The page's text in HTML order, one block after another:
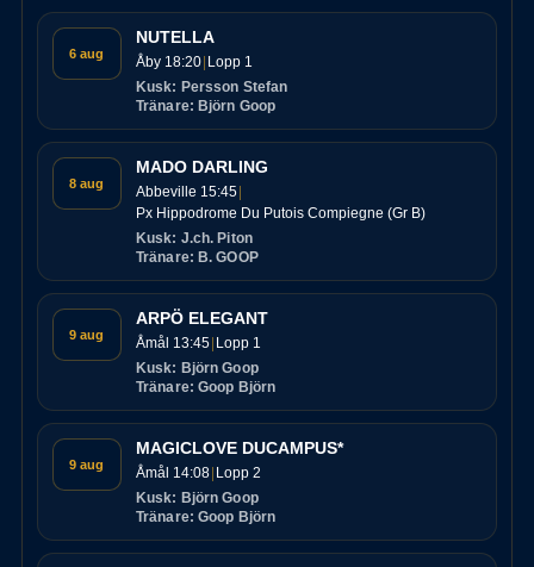
6 aug
NUTELLA
Åby 18:20 Lopp 1
Kusk: Persson Stefan
Tränare: Björn Goop
8 aug
MADO DARLING
Abbeville 15:45
Px Hippodrome Du Putois Compiegne (Gr B)
Kusk: J.ch. Piton
Tränare: B. GOOP
9 aug
ARPÖ ELEGANT
Åmål 13:45 Lopp 1
Kusk: Björn Goop
Tränare: Goop Björn
9 aug
MAGICLOVE DUCAMPUS*
Åmål 14:08 Lopp 2
Kusk: Björn Goop
Tränare: Goop Björn